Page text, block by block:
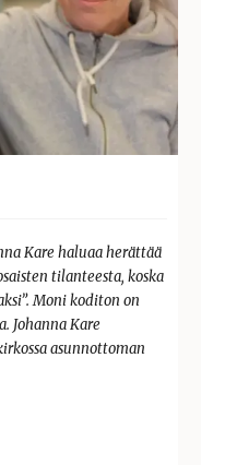
Kare haluaa herättää
tilanteesta, koska
Moni koditon on
Johanna Kare
asunnottoman